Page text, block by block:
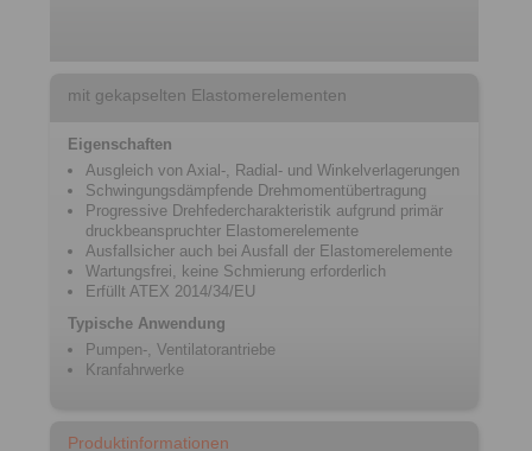
mit gekapselten Elastomerelementen
Eigenschaften
Ausgleich von Axial-, Radial- und Winkelverlagerungen
Schwingungsdämpfende Drehmomentübertragung
Progressive Drehfedercharakteristik aufgrund primär
druckbeanspruchter Elastomerelemente
Ausfallsicher auch bei Ausfall der Elastomerelemente
Wartungsfrei, keine Schmierung erforderlich
Erfüllt ATEX 2014/34/EU
Typische Anwendung
Pumpen-, Ventilatorantriebe
Kranfahrwerke
Produktinformationen